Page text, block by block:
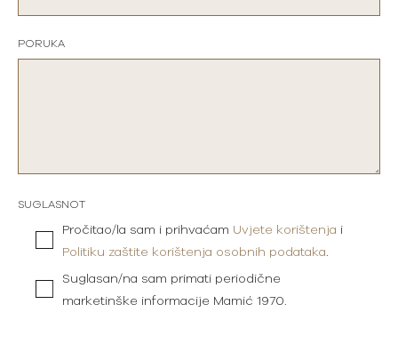
PORUKA
SUGLASNOT
Pročitao/la sam i prihvaćam Uvjete korištenja i
Politiku zaštite korištenja osobnih podataka.
Suglasan/na sam primati periodične
marketinške informacije Mamić 1970.